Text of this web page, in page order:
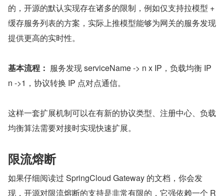
的，开源的默认实现存在诸多的限制，例如仅支持拉模型 +
缓存服务列表的方案，实际上推模型能够为网关的服务发现
提供更高的实时性。
基本流程： 服务发现 serviceName -> n x IP，负载均衡 IP
n ->1，协议转换 IP 点对点通信。
这样一套扩展机制可以在有新的协议类型、注册中心、负载
均衡算法需要对接时实现快速扩展。
限流熔断
如果仔细阅读过 SpringCloud Gateway 的文档，你会发
现，开源对限流熔断的支持是非常有限的，它强依赖一个 R